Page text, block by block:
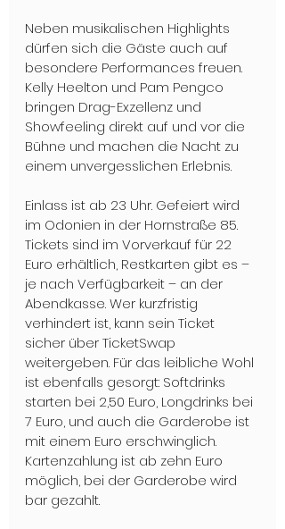
Neben musikalischen Highlights
dürfen sich die Gäste auch auf
besondere Performances freuen.
Kelly Heelton und Pam Pengco
bringen Drag-Exzellenz und
Showfeeling direkt auf und vor die
Bühne und machen die Nacht zu
einem unvergesslichen Erlebnis.
Einlass ist ab 23 Uhr. Gefeiert wird
im Odonien in der Hornstraße 85.
Tickets sind im Vorverkauf für 22
Euro erhältlich, Restkarten gibt es –
je nach Verfügbarkeit – an der
Abendkasse. Wer kurzfristig
verhindert ist, kann sein Ticket
sicher über TicketSwap
weitergeben. Für das leibliche Wohl
ist ebenfalls gesorgt: Softdrinks
starten bei 2,50 Euro, Longdrinks bei
7 Euro, und auch die Garderobe ist
mit einem Euro erschwinglich.
Kartenzahlung ist ab zehn Euro
möglich, bei der Garderobe wird
bar gezahlt.